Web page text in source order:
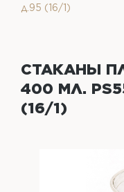
д.95 (16/1)
СТАКАНЫ
400 МЛ.
(16/1)